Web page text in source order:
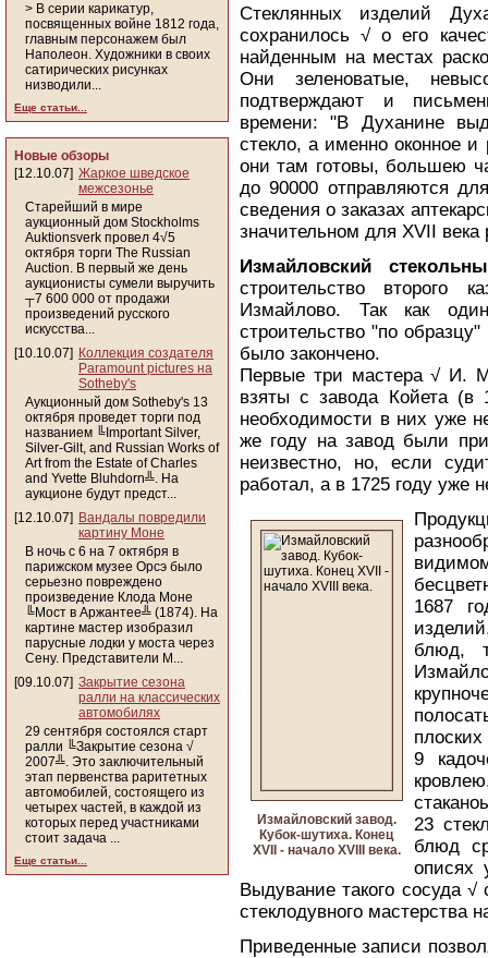
> В серии карикатур,
посвященных войне 1812 года,
главным персонажем был
Наполеон. Художники в своих
сатирических рисунках
низводили...
Еще статьи...
Новые обзоры
[12.10.07] Жаркое шведское
межсезонье
Старейший в мире
аукционный дом Stockholms
Auktionsverk провел 4√5
октября торги The Russian
Auction. В первый же день
аукционисты сумели выручить
┬7 600 000 от продажи
произведений русского
искусства...
[10.10.07] Коллекция создателя
Paramount pictures на
Sotheby's
Аукционный дом Sotheby's 13
октября проведет торги под
названием ╚Important Silver,
Silver-Gilt, and Russian Works of
Art from the Estate of Charles
and Yvette Bluhdorn╩. На
аукционе будут предст...
[12.10.07] Вандалы повредили
картину Моне
В ночь с 6 на 7 октября в
парижском музее Орсэ было
серьезно повреждено
произведение Клода Моне
╚Мост в Аржантее╩ (1874). На
картине мастер изобразил
парусные лодки у моста через
Сену. Представители М...
[09.10.07] Закрытие сезона
ралли на классических
автомобилях
29 сентября состоялся старт
ралли ╚Закрытие сезона √
2007╩. Это заключительный
этап первенства раритетных
автомобилей, состоящего из
четырех частей, в каждой из
которых перед участниками
стоит задача ...
Еще статьи...
Стеклянных изделий
сохранилось √ о его
найденным на местах
Они зеленоватые,
подтверждают и
времени: "В Духанине
стекло, а именно оконное и
они там готовы, большею
до 90000 отправляются
сведения о заказах
значительном для XVII века
Измайловский
строительство второго
Измайлово. Так как
строительство "по
было закончено.
Первые три мастера √ И.
взяты с завода Койета (в
необходимости в них уже
же году на завод были
неизвестно, но, если
работал, а в 1725 году уже
Измайловский завод.
Кубок-шутиха. Конец
XVII - начало XVIII века.
1687
блюд,
9
23
блюд
описях
Выдувание такого сосуда
стеклодувного мастерства
Приведенные записи